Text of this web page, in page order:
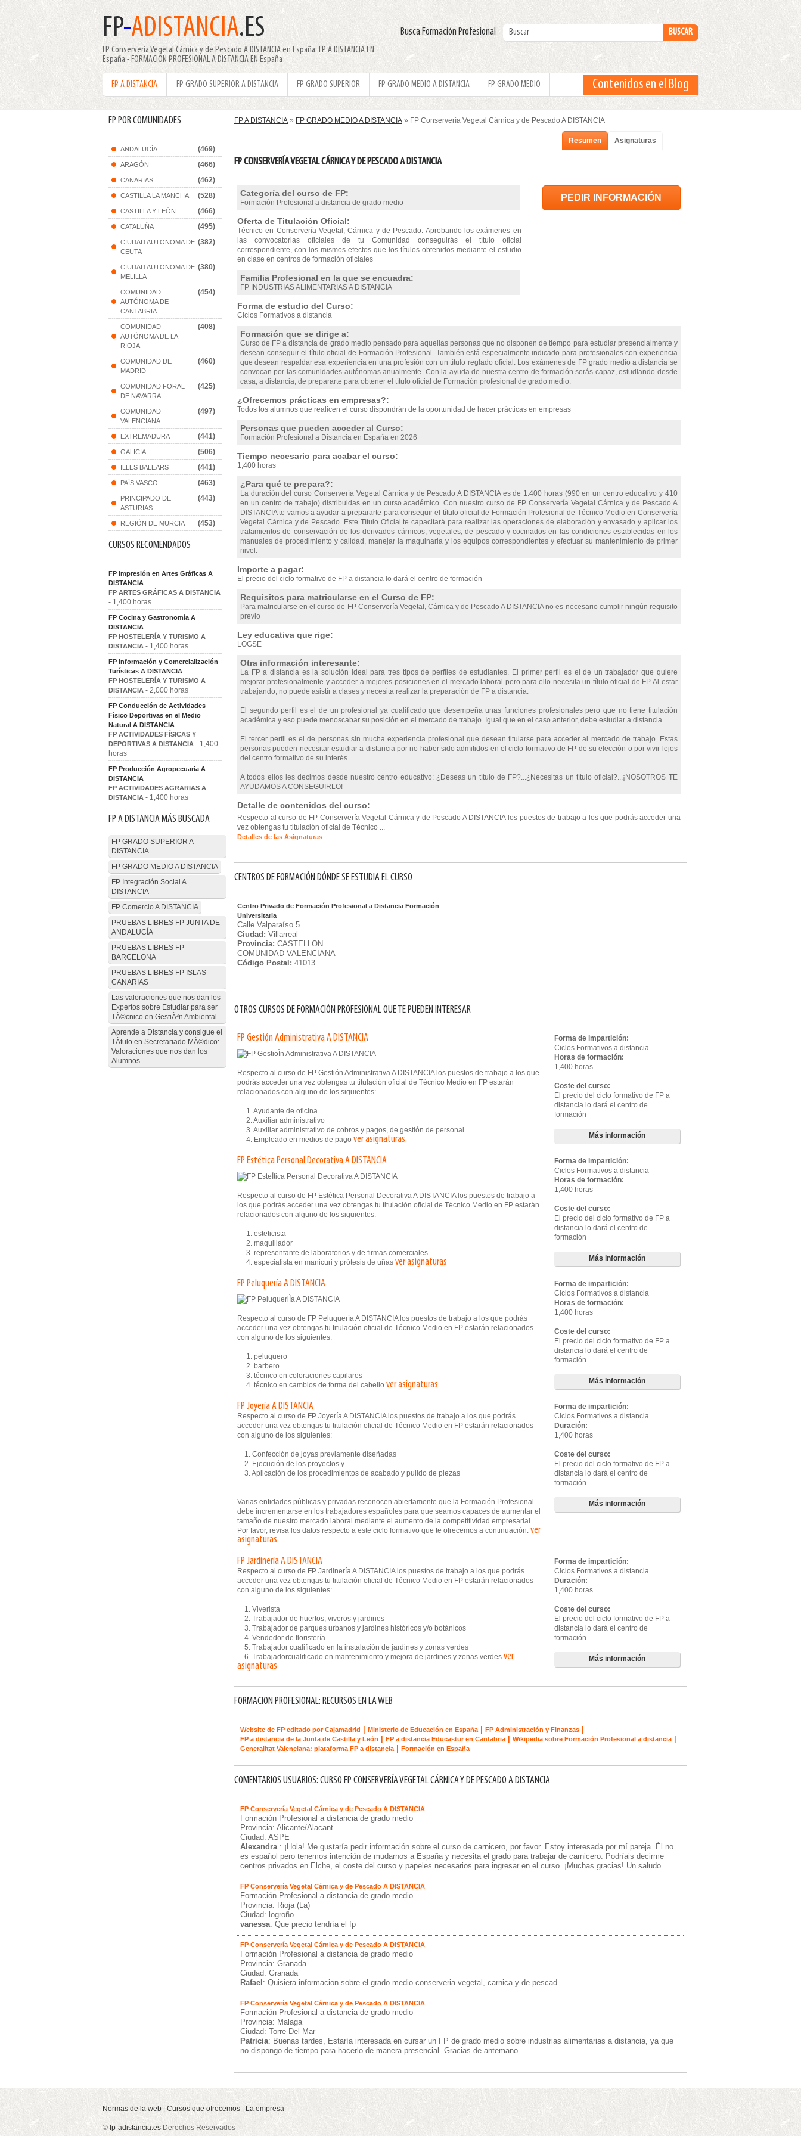
FP-ADISTANCIA.ES
FP Conservería Vegetal Cárnica y de Pescado A DISTANCIA en España: FP A DISTANCIA EN
España - FORMACION PROFESIONAL A DISTANCIA EN España
Busca Formación Profesional
FP A DISTANCIA FP GRADO SUPERIOR A DISTANCIA FP GRADO SUPERIOR FP GRADO MEDIO A DISTANCIA FP GRADO MEDIO Contenidos en el Blog
FP POR COMUNIDADES
ANDALUCÍA (469)
ARAGÓN (466)
CANARIAS (462)
CASTILLA LA MANCHA (528)
CASTILLA Y LEÓN (466)
CATALUÑA (495)
CIUDAD AUTONOMA DE
CEUTA
(382)
CIUDAD AUTONOMA DE
MELILLA
(380)
COMUNIDAD
AUTÓNOMA DE
CANTABRIA
(454)
COMUNIDAD
AUTÓNOMA DE LA
RIOJA
(408)
COMUNIDAD DE
MADRID
(460)
COMUNIDAD FORAL
DE NAVARRA
(425)
COMUNIDAD
VALENCIANA
(497)
EXTREMADURA (441)
GALICIA (506)
ILLES BALEARS (441)
PAÍS VASCO (463)
PRINCIPADO DE
ASTURIAS
(443)
REGIÓN DE MURCIA (453)
CURSOS RECOMENDADOS
FP Impresión en Artes Gráficas A
DISTANCIA
FP ARTES GRÁFICAS A DISTANCIA
- 1,400 horas
FP Cocina y Gastronomía A
DISTANCIA
FP HOSTELERÍA Y TURISMO A
DISTANCIA - 1,400 horas
FP Información y Comercialización
Turísticas A DISTANCIA
FP HOSTELERÍA Y TURISMO A
DISTANCIA - 2,000 horas
FP Conducción de Actividades
Físico Deportivas en el Medio
Natural A DISTANCIA
FP ACTIVIDADES FÍSICAS Y
DEPORTIVAS A DISTANCIA - 1,400
horas
FP Producción Agropecuaria A
DISTANCIA
FP ACTIVIDADES AGRARIAS A
DISTANCIA - 1,400 horas
FP A DISTANCIA MÁS BUSCADA
FP GRADO SUPERIOR A
DISTANCIA
FP GRADO MEDIO A DISTANCIA
FP Integración Social A
DISTANCIA
FP Comercio A DISTANCIA
PRUEBAS LIBRES FP JUNTA DE
ANDALUCÍA
PRUEBAS LIBRES FP
BARCELONA
PRUEBAS LIBRES FP ISLAS
CANARIAS
Las valoraciones que nos dan los
Expertos sobre Estudiar para ser
TÃ©cnico en GestiÃ³n Ambiental
Aprende a Distancia y consigue el
TÃ­tulo en Secretariado MÃ©dico:
Valoraciones que nos dan los
Alumnos
FP A DISTANCIA » FP GRADO MEDIO A DISTANCIA » FP Conservería Vegetal Cárnica y de Pescado A DISTANCIA
Resumen Asignaturas
FP CONSERVERÍA VEGETAL CÁRNICA Y DE PESCADO A DISTANCIA
PEDIR INFORMACIÓN
Categoría del curso de FP:
Formación Profesional a distancia de grado medio
Oferta de Titulación Oficial:
Técnico en Conservería Vegetal, Cárnica y de Pescado. Aprobando los exámenes en
las convocatorias oficiales de tu Comunidad conseguirás el título oficial
correspondiente, con los mismos efectos que los títulos obtenidos mediante el estudio
en clase en centros de formación oficiales
Familia Profesional en la que se encuadra:
FP INDUSTRIAS ALIMENTARIAS A DISTANCIA
Forma de estudio del Curso:
Ciclos Formativos a distancia
Formación que se dirige a:
Curso de FP a distancia de grado medio pensado para aquellas personas que no disponen de tiempo para estudiar presencialmente y
desean conseguir el título oficial de Formación Profesional. También está especialmente indicado para profesionales con experiencia
que desean respaldar esa experiencia en una profesión con un título reglado oficial. Los exámenes de FP grado medio a distancia se
convocan por las comunidades autónomas anualmente. Con la ayuda de nuestra centro de formación serás capaz, estudiando desde
casa, a distancia, de prepararte para obtener el título oficial de Formación profesional de grado medio.
¿Ofrecemos prácticas en empresas?:
Todos los alumnos que realicen el curso dispondrán de la oportunidad de hacer prácticas en empresas
Personas que pueden acceder al Curso:
Formación Profesional a Distancia en España en 2026
Tiempo necesario para acabar el curso:
1,400 horas
¿Para qué te prepara?:
La duración del curso Conservería Vegetal Cárnica y de Pescado A DISTANCIA es de 1.400 horas (990 en un centro educativo y 410
en un centro de trabajo) distribuidas en un curso académico. Con nuestro curso de FP Conservería Vegetal Cárnica y de Pescado A
DISTANCIA te vamos a ayudar a prepararte para conseguir el título oficial de Formación Profesional de Técnico Medio en Conservería
Vegetal Cárnica y de Pescado. Este Título Oficial te capacitará para realizar las operaciones de elaboración y envasado y aplicar los
tratamientos de conservación de los derivados cárnicos, vegetales, de pescado y cocinados en las condiciones establecidas en los
manuales de procedimiento y calidad, manejar la maquinaria y los equipos correspondientes y efectuar su mantenimiento de primer
nivel.
Importe a pagar:
El precio del ciclo formativo de FP a distancia lo dará el centro de formación
Requisitos para matricularse en el Curso de FP:
Para matricularse en el curso de FP Conservería Vegetal, Cárnica y de Pescado A DISTANCIA no es necesario cumplir ningún requisito
previo
Ley educativa que rige:
LOGSE
Otra información interesante:
La FP a distancia es la solución ideal para tres tipos de perfiles de estudiantes. El primer perfil es el de un trabajador que quiere
mejorar profesionalmente y acceder a mejores posiciones en el mercado laboral pero para ello necesita un título oficial de FP. Al estar
trabajando, no puede asistir a clases y necesita realizar la preparación de FP a distancia.
El segundo perfil es el de un profesional ya cualificado que desempeña unas funciones profesionales pero que no tiene titulación
académica y eso puede menoscabar su posición en el mercado de trabajo. Igual que en el caso anterior, debe estudiar a distancia.
El tercer perfil es el de personas sin mucha experiencia profesional que desean titularse para acceder al mercado de trabajo. Estas
personas pueden necesitar estudiar a distancia por no haber sido admitidos en el ciclo formativo de FP de su elección o por vivir lejos
del centro formativo de su interés.
A todos ellos les decimos desde nuestro centro educativo: ¿Deseas un título de FP?...¿Necesitas un título oficial?...¡NOSOTROS TE
AYUDAMOS A CONSEGUIRLO!
Detalle de contenidos del curso:
Respecto al curso de FP Conservería Vegetal Cárnica y de Pescado A DISTANCIA los puestos de trabajo a los que podrás acceder una
vez obtengas tu titulación oficial de Técnico ...
Detalles de las Asignaturas
CENTROS DE FORMACIÓN DÓNDE SE ESTUDIA EL CURSO
Centro Privado de Formación Profesional a Distancia Formación
Universitaria
Calle Valparaíso 5
Ciudad: Villarreal
Provincia: CASTELLON
COMUNIDAD VALENCIANA
Código Postal: 41013
OTROS CURSOS DE FORMACIÓN PROFESIONAL QUE TE PUEDEN INTERESAR
FP Gestión Administrativa A DISTANCIA
Respecto al curso de FP Gestión Administrativa A DISTANCIA los puestos de trabajo a los que
podrás acceder una vez obtengas tu titulación oficial de Técnico Medio en FP estarán
relacionados con alguno de los siguientes:
1. Ayudante de oficina
2. Auxiliar administrativo
3. Auxiliar administrativo de cobros y pagos, de gestión de personal
4. Empleado en medios de pago ver asignaturas
Forma de impartición:
Ciclos Formativos a distancia
Horas de formación:
1,400 horas
Coste del curso:
El precio del ciclo formativo de FP a
distancia lo dará el centro de
formación
Más información
FP Estética Personal Decorativa A DISTANCIA
Respecto al curso de FP Estética Personal Decorativa A DISTANCIA los puestos de trabajo a
los que podrás acceder una vez obtengas tu titulación oficial de Técnico Medio en FP estarán
relacionados con alguno de los siguientes:
1. esteticista
2. maquillador
3. representante de laboratorios y de firmas comerciales
4. especialista en manicuri y prótesis de uñas ver asignaturas
Forma de impartición:
Ciclos Formativos a distancia
Horas de formación:
1,400 horas
Coste del curso:
El precio del ciclo formativo de FP a
distancia lo dará el centro de
formación
Más información
FP Peluquería A DISTANCIA
Respecto al curso de FP Peluquería A DISTANCIA los puestos de trabajo a los que podrás
acceder una vez obtengas tu titulación oficial de Técnico Medio en FP estarán relacionados
con alguno de los siguientes:
1. peluquero
2. barbero
3. técnico en coloraciones capilares
4. técnico en cambios de forma del cabello ver asignaturas
Forma de impartición:
Ciclos Formativos a distancia
Horas de formación:
1,400 horas
Coste del curso:
El precio del ciclo formativo de FP a
distancia lo dará el centro de
formación
Más información
FP Joyería A DISTANCIA
Respecto al curso de FP Joyería A DISTANCIA los puestos de trabajo a los que podrás
acceder una vez obtengas tu titulación oficial de Técnico Medio en FP estarán relacionados
con alguno de los siguientes:
1. Confección de joyas previamente diseñadas
2. Ejecución de los proyectos y
3. Aplicación de los procedimientos de acabado y pulido de piezas
Varias entidades públicas y privadas reconocen abiertamente que la Formación Profesional
debe incrementarse en los trabajadores españoles para que seamos capaces de aumentar el
tamaño de nuestro mercado laboral mediante el aumento de la competitividad empresarial.
Por favor, revisa los datos respecto a este ciclo formativo que te ofrecemos a continuación. ver
asignaturas
Forma de impartición:
Ciclos Formativos a distancia
Duración:
1,400 horas
Coste del curso:
El precio del ciclo formativo de FP a
distancia lo dará el centro de
formación
Más información
FP Jardinería A DISTANCIA
Respecto al curso de FP Jardinería A DISTANCIA los puestos de trabajo a los que podrás
acceder una vez obtengas tu titulación oficial de Técnico Medio en FP estarán relacionados
con alguno de los siguientes:
1. Viverista
2. Trabajador de huertos, viveros y jardines
3. Trabajador de parques urbanos y jardines históricos y/o botánicos
4. Vendedor de floristería
5. Trabajador cualificado en la instalación de jardines y zonas verdes
6. Trabajadorcualificado en mantenimiento y mejora de jardines y zonas verdes ver
asignaturas
Forma de impartición:
Ciclos Formativos a distancia
Duración:
1,400 horas
Coste del curso:
El precio del ciclo formativo de FP a
distancia lo dará el centro de
formación
Más información
FORMACION PROFESIONAL: RECURSOS EN LA WEB
Website de FP editado por Cajamadrid Ministerio de Educación en España FP Administración y Finanzas
FP a distancia de la Junta de Castilla y León FP a distancia Educastur en Cantabria Wikipedia sobre Formación Profesional a distancia
Generalitat Valenciana: plataforma FP a distancia Formación en España
COMENTARIOS USUARIOS: CURSO FP CONSERVERÍA VEGETAL CÁRNICA Y DE PESCADO A DISTANCIA
FP Conservería Vegetal Cárnica y de Pescado A DISTANCIA
Formación Profesional a distancia de grado medio
Provincia: Alicante/Alacant
Ciudad: ASPE
Alexandra : ¡Hola! Me gustaría pedir información sobre el curso de carnicero, por favor. Estoy interesada por mí pareja. Él no
es español pero tenemos intención de mudarnos a España y necesita el grado para trabajar de carnicero. Podríais decirme
centros privados en Elche, el coste del curso y papeles necesarios para ingresar en el curso. ¡Muchas gracias! Un saludo.
FP Conservería Vegetal Cárnica y de Pescado A DISTANCIA
Formación Profesional a distancia de grado medio
Provincia: Rioja (La)
Ciudad: logroño
vanessa: Que precio tendría el fp
FP Conservería Vegetal Cárnica y de Pescado A DISTANCIA
Formación Profesional a distancia de grado medio
Provincia: Granada
Ciudad: Granada
Rafael : Quisiera informacion sobre el grado medio conserveria vegetal, carnica y de pescad.
FP Conservería Vegetal Cárnica y de Pescado A DISTANCIA
Formación Profesional a distancia de grado medio
Provincia: Malaga
Ciudad: Torre Del Mar
Patricia: Buenas tardes, Estaría interesada en cursar un FP de grado medio sobre industrias alimentarias a distancia, ya que
no dispongo de tiempo para hacerlo de manera presencial. Gracias de antemano.
Normas de la web Cursos que ofrecemos La empresa
© fp-adistancia.es Derechos Reservados